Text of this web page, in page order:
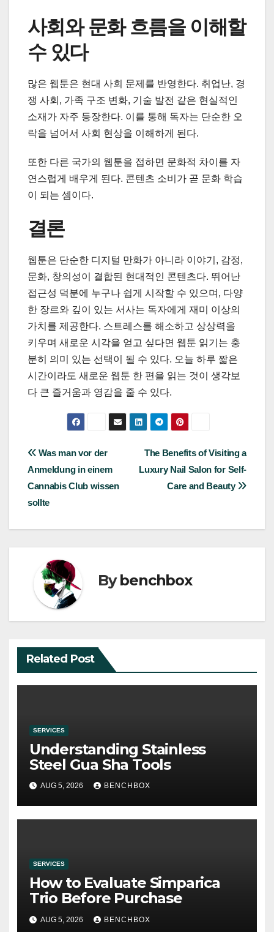
사회와 문화 흐름을 이해할
수 있다
많은 웹툰은 현대 사회 문제를 반영한다. 취업난, 경
쟁 사회, 가족 구조 변화, 기술 발전 같은 현실적인
소재가 자주 등장한다. 이를 통해 독자는 단순한 오
락을 넘어서 사회 현상을 이해하게 된다.
또한 다른 국가의 웹툰을 접하면 문화적 차이를 자
연스럽게 배우게 된다. 콘텐츠 소비가 곧 문화 학습
이 되는 셈이다.
결론
웹툰은 단순한 디지털 만화가 아니라 이야기, 감정,
문화, 창의성이 결합된 현대적인 콘텐츠다. 뛰어난
접근성 덕분에 누구나 쉽게 시작할 수 있으며, 다양
한 장르와 깊이 있는 서사는 독자에게 재미 이상의
가치를 제공한다. 스트레스를 해소하고 상상력을
키우며 새로운 시각을 얻고 싶다면 웹툰 읽기는 충
분히 의미 있는 선택이 될 수 있다. 오늘 하루 짧은
시간이라도 새로운 웹툰 한 편을 읽는 것이 생각보
다 큰 즐거움과 영감을 줄 수 있다.
Post
navigation
The Benefits of Visiting a
Luxury Nail Salon for Self-
Care and Beauty
Was man vor der
Anmeldung in einem
Cannabis Club wissen
sollte
Bybenchbox
Related Post
SERVICES
Understanding Stainless
Steel Gua Sha Tools
AUG 5, 2026 BENCHBOX
SERVICES
How to Evaluate Simparica
Trio Before Purchase
AUG 5, 2026 BENCHBOX